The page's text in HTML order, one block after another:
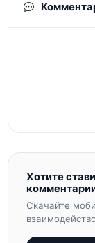
Хотите
Скачайте